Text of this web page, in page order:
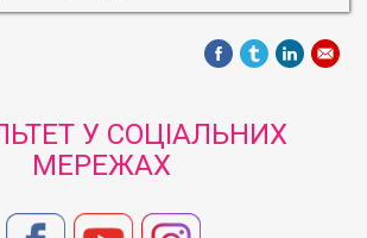
У СОЦІАЛЬНИХ
МЕРЕЖАХ